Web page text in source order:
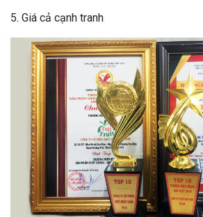
5. Giá cả cạnh tranh